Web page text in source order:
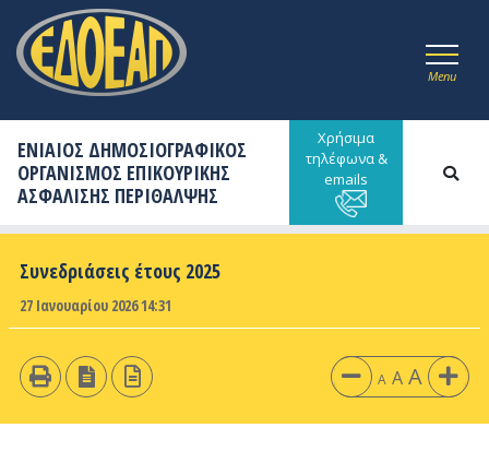
Menu
ΕΝΙΑΙΟΣ ΔΗΜΟΣΙΟΓΡΑΦΙΚΟΣ
ΟΡΓΑΝΙΣΜΟΣ ΕΠΙΚΟΥΡΙΚΗΣ
ΑΣΦΑΛΙΣΗΣ ΠΕΡΙΘΑΛΨΗΣ
Χρήσιμα
τηλέφωνα &
emails
Συνεδριάσεις έτους 2025
27 Ιανουαρίου 2026 14:31
A A A